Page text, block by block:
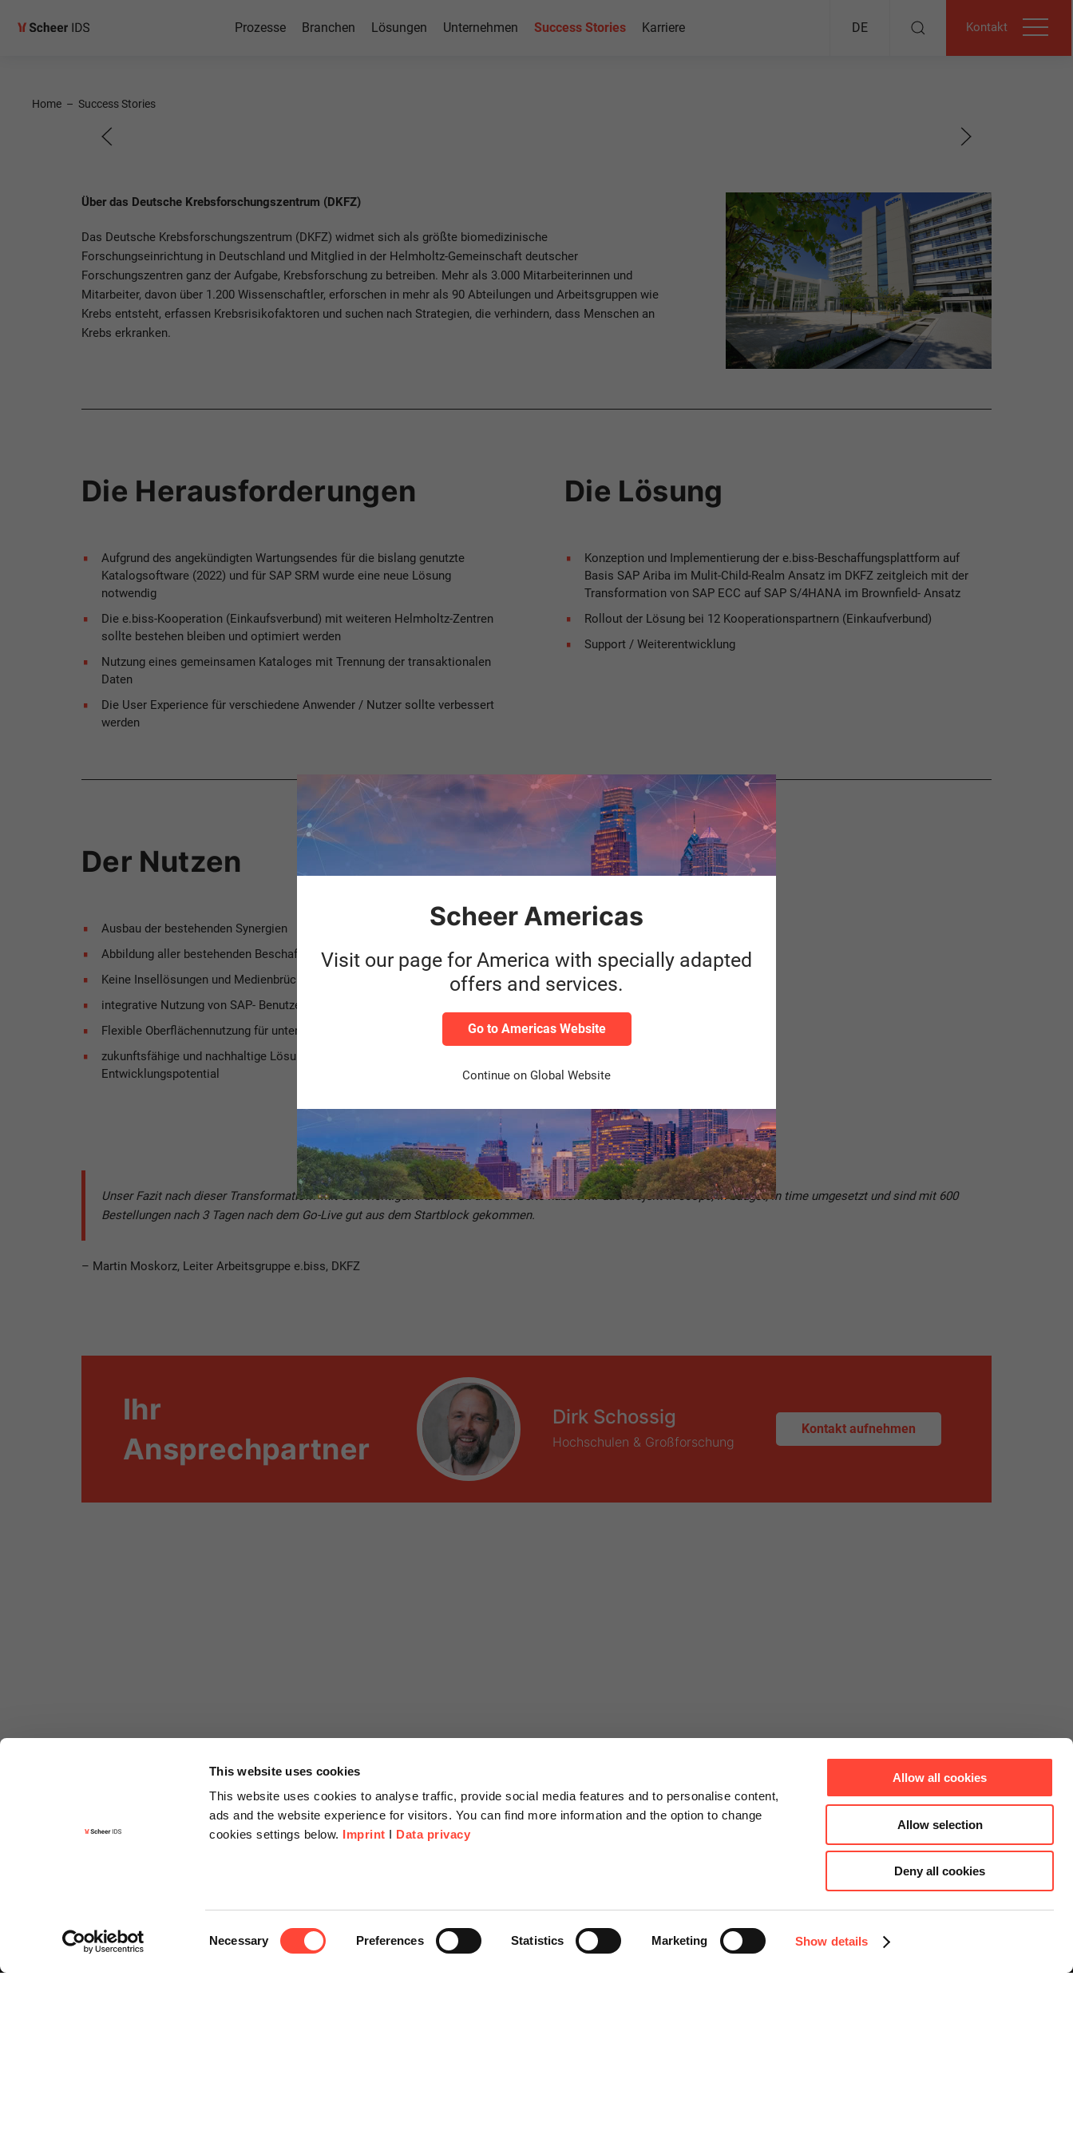
This website uses cookies
This website uses cookies to analyse traffic, provide social media features and to personalise content,
ads and the website experience for visitors. You can find more information and the option to change
cookies settings below. Imprint I Data privacy
Necessary Preferences Statistics Marketing Show details
Allow all cookies
Allow selection
Deny all cookies
Prozesse Branchen Lösungen Unternehmen Success Stories Karriere DE Kontakt
Home – Success Stories
(DKFZ)
Über das Deutsche Krebsforschungszentrum (DKFZ)
Das Deutsche Krebsforschungszentrum (DKFZ) widmet sich als größte biomedizinische
Forschungseinrichtung in Deutschland und Mitglied in der Helmholtz-Gemeinschaft deutscher
Forschungszentren ganz der Aufgabe, Krebsforschung zu betreiben. Mehr als 3.000 Mitarbeiterinnen und
Mitarbeiter, davon über 1.200 Wissenschaftler, erforschen in mehr als 90 Abteilungen und Arbeitsgruppen wie
Krebs entsteht, erfassen Krebsrisikofaktoren und suchen nach Strategien, die verhindern, dass Menschen an
Krebs erkranken.
Die Herausforderungen
Aufgrund des angekündigten Wartungsendes für die bislang genutzte
Katalogsoftware (2022) und für SAP SRM wurde eine neue Lösung
notwendig
Die e.biss-Kooperation (Einkaufsverbund) mit weiteren Helmholtz-Zentren
sollte bestehen bleiben und optimiert werden
Nutzung eines gemeinsamen Kataloges mit Trennung der transaktionalen
Daten
Die User Experience für verschiedene Anwender / Nutzer sollte verbessert
werden
Die Lösung
Konzeption und Implementierung der e.biss-Beschaffungsplattform auf
Basis SAP Ariba im Mulit-Child-Realm Ansatz im DKFZ zeitgleich mit der
Transformation von SAP ECC auf SAP S/4HANA im Brownfield- Ansatz
Rollout der Lösung bei 12 Kooperationspartnern (Einkaufverbund)
Support / Weiterentwicklung
Der Nutzen
Ausbau der bestehenden Synergien
Abbildung aller bestehenden Beschaffungsprozesse in einer Anwendung
Keine Insellösungen und Medienbrüche mehr im gesamten Beschaffungsprozess
integrative Nutzung von SAP- Benutzer- und Stammdaten
Flexible Oberflächennutzung für unterschiedliche Anwendergruppen
zukunftsfähige und nachhaltige Lösung im Sinne von Systemstabilität und -verfügbarkeit mit
Entwicklungspotential
Unser Fazit nach dieser Transformation? Mit dem richtigen Partner an unserer Seite haben wir das Projekt inscope, inbudget, in time umgesetzt und sind mit 600
Bestellungen nach 3 Tagen nach dem Go-Live gut aus dem Startblock gekommen.
– Martin Moskorz, Leiter Arbeitsgruppe e.biss, DKFZ
Ihr
Ansprechpartner
Dirk Schossig
Hochschulen & Großforschung
Kontakt aufnehmen
Kontakt
Angebotsanfrage
Über Uns
Scheer Group
Instagram
Facebook
Scheer Americas
Visit our page for America with specially adapted
offers and services.
Go to Americas Website
Continue on Global Website